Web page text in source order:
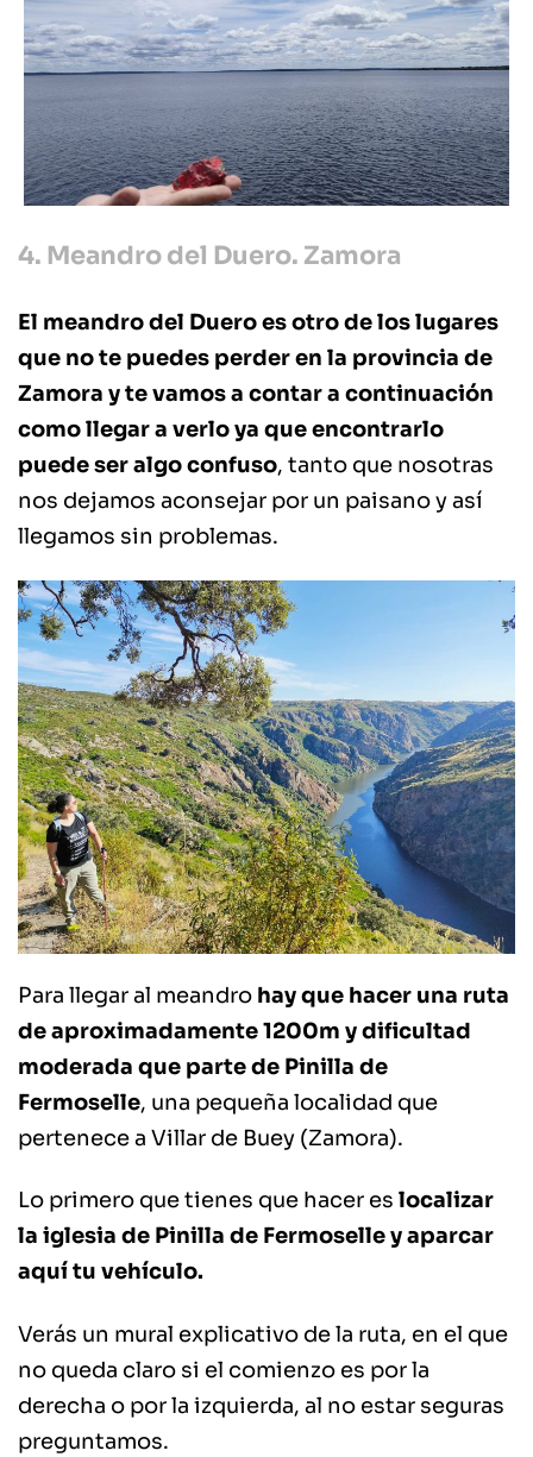
4. Meandro del Duero. Zamora
El meandro del Duero es otro de los lugares
que no te puedes perder en la provincia de
Zamora y te vamos a contar a continuación
como llegar a verlo ya que encontrarlo
puede ser algo confuso, tanto que nosotras
nos dejamos aconsejar por un paisano y así
llegamos sin problemas.
Para llegar al meandro hay que hacer una ruta
de aproximadamente 1200m y dificultad
moderada que parte de Pinilla de
Fermoselle, una pequeña localidad que
pertenece a Villar de Buey (Zamora).
Lo primero que tienes que hacer es localizar
la iglesia de Pinilla de Fermoselle y aparcar
aquí tu vehículo.
Verás un mural explicativo de la ruta, en el que
no queda claro si el comienzo es por la
derecha o por la izquierda, al no estar seguras
preguntamos.